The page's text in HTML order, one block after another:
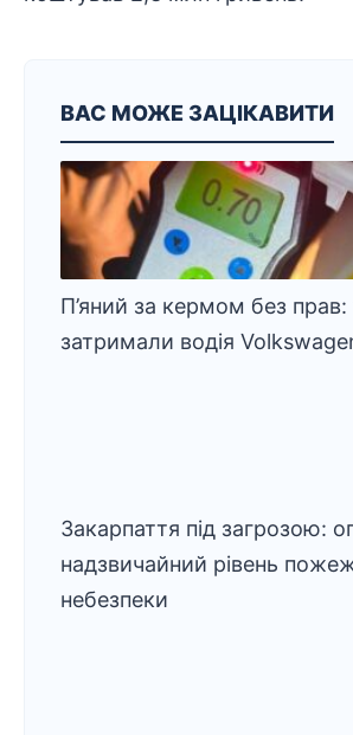
ВАС МОЖЕ ЗАЦІКАВИТИ
П’яний за кермом без прав:
затримали водія
Закарпаття під загрозою:
надзвичайний рівень
небезпеки